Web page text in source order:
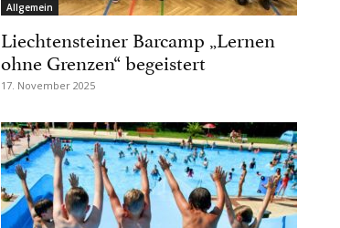
Allgemein
Liechtensteiner Barcamp „Lernen
ohne Grenzen“ begeistert
17. November 2025